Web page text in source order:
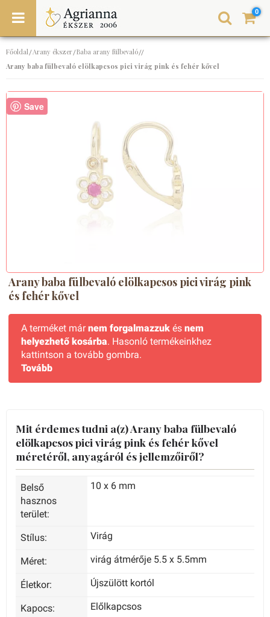
0
Főoldal/Arany ékszer/Baba arany fülbevaló//
Arany baba fülbevaló elölkapcsos pici virág pink és fehér kővel
Save
Arany baba fülbevaló elölkapcsos pici virág pink
és fehér kővel
A terméket márnem forgalmazzuk és nem
helyezhető kosárba. Hasonló termékeinkhez
kattintson a tovább gombra.
Tovább
Mit érdemes tudni a(z) Arany baba fülbevaló
elölkapcsos pici virág pink és fehér kővel
méretéről, anyagáról és jellemzőiről?
Belső
hasznos
terület:
10 x 6 mm
Stílus: Virág
Méret: virág átmérője 5.5 x 5.5mm
Életkor: Újszülött kortól
Kapocs: Előlkapcsos